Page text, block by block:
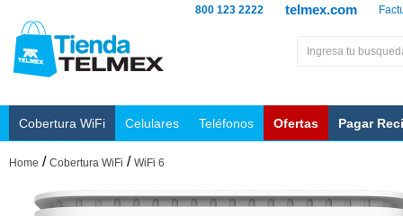
telmex.com
800 123 2222
Cobertura WiFi Celulares Teléfonos Ofertas Pagar
Home / Cobertura WiFi / WiFi 6